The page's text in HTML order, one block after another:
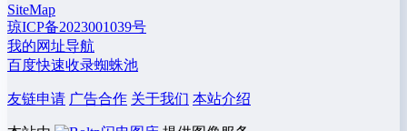
SiteMap
琼ICP备2023001039号
我的网址导航
百度快速收录蜘蛛池
友链申请 广告合作 关于我们 本站介绍